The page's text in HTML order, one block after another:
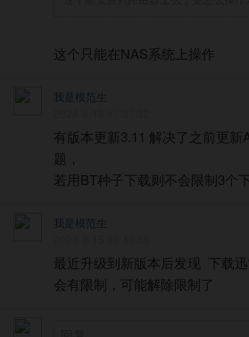
这个只能在NAS系统上操作
我是模范生
有版本更新3.11 解决了之前更新
题，
若用BT种子下载则不会限制3个
我是模范生
最近升级到新版本后发现 下载
会有限制，可能解除限制了